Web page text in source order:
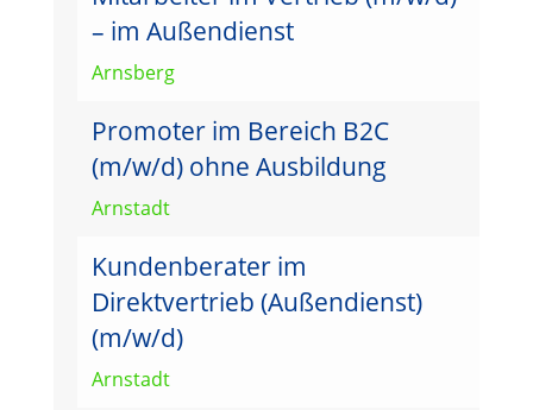
– im Außendienst
Arnsberg
Promoter im Bereich B2C
(m/w/d) ohne Ausbildung
Arnstadt
Kundenberater im
Direktvertrieb (Außendienst)
(m/w/d)
Arnstadt